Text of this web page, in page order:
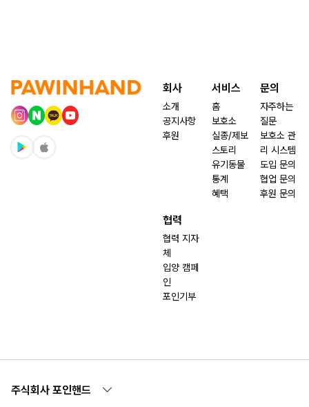
회사
소개
공지사항
후원
서비스
홈
보호소
실종/제보
스토리
유기동물
통계
혜택
문의
자주하는
질문
보호소 관
리 시스템
도입 문의
협업 문의
후원 문의
협력
협력 지자
체
입양 캠페
인
포인기부
주식회사 포인핸드